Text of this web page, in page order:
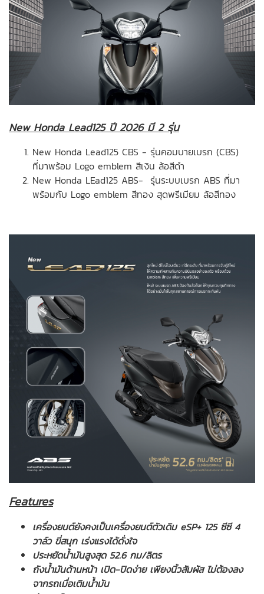
New Honda Lead125 ปี 2026 มี 2 รุ่น
New Honda Lead125 CBS - รุ่นคอมบายเบรก (CBS)
ที่มาพร้อม Logo emblem สีเงิน ล้อสีดำ
New Honda LEad125 ABS- รุ่นระบบเบรก ABS ที่มา
พร้อมกับ Logo emblem สีทอง สุดพรีเมียม ล้อสีทอง
Features
เครื่องยนต์ยังคงเป็นเครื่องยนต์ตัวเดิม eSP+ 125 ซีซี 4
วาล์ว ขี่สนุก เร่งแรงได้ดั่งใจ
ประหยัดน้ำมันสูงสุด 52.6 กม/ลิตร
ถังน้ำมันด้านหน้า เปิด-ปิดง่าย เพียงนิ้วสัมผัส ไม่ต้องลง
จากรถเมื่อเติมน้ำมัน